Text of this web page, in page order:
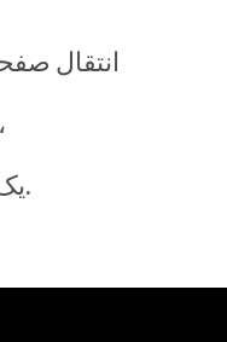
انتقال
مکانیزم ایجاد سهام با چرخ کرم و چرخ
یک ردیابی بدون صفحه برای سهام عملیات پمپ هوایی را کنترل می کند و سهام رو نگه می دارد.